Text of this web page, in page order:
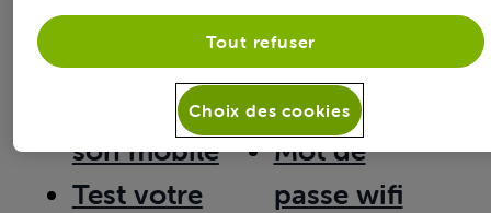
son
déménagement
Configurer
son mobile
Test votre
bloquée ?
GSM perdu
ou volé ?
Mot de
passe wifi
Tout refuser
Choix des cookies